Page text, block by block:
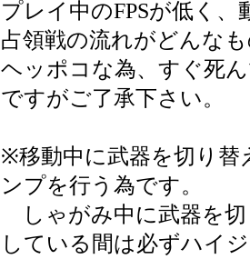
プレイ中のFPSが低く
占領戦の流れがどんな
ヘッポコな為、すぐ死
ですがご了承下さい。
※移動中に武器を切り替
ンプを行う為です。
しゃがみ中に武器を
している間は必ずハイ